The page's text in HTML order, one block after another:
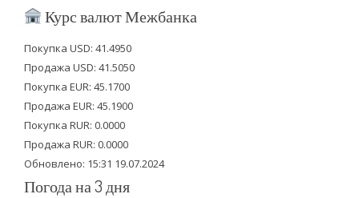
i
t
e
r
c
b
o
o
k
u
u
b
e
Курс валют Межбанка
Покупка USD: 41.4950
Продажа USD: 41.5050
Покупка EUR: 45.1700
Продажа EUR: 45.1900
Покупка RUR: 0.0000
Продажа RUR: 0.0000
Обновлено: 15:31 19.07.2024
Погода на 3 дня